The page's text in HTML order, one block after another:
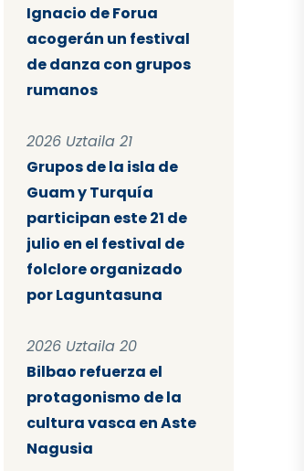
Ignacio de Forua
acogerán un festival
de danza con grupos
rumanos
2026 Uztaila 21
Grupos de la isla de
Guam y Turquía
participan este 21 de
julio en el festival de
folclore organizado
por Laguntasuna
2026 Uztaila 20
Bilbao refuerza el
protagonismo de la
cultura vasca en Aste
Nagusia